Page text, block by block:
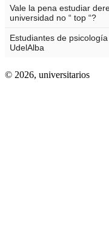
© 2026, universitarios